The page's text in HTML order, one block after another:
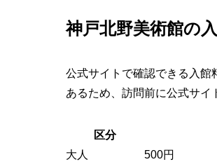
神戸北野美術館の
公式サイトで確認できる入館
あるため、訪問前に公式サイ
区分
大人
500円